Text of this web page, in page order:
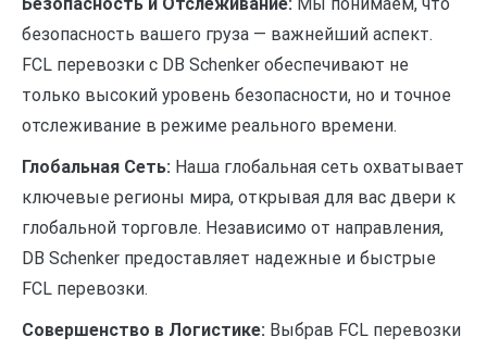
безопасность вашего груза — важнейший аспект.
FCL перевозки с DB Schenker обеспечивают не
только высокий уровень безопасности, но и точное
отслеживание в режиме реального времени.
Глобальная Сеть: Наша глобальная сеть охватывает
ключевые регионы мира, открывая для вас двери к
глобальной торговле. Независимо от направления,
DB Schenker предоставляет надежные и быстрые
FCL перевозки.
Совершенство в Логистике: Выбрав FCL перевозки